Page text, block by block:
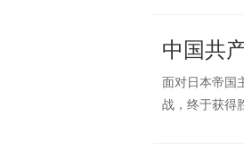
中国共
面对日本帝国
战，终于获得